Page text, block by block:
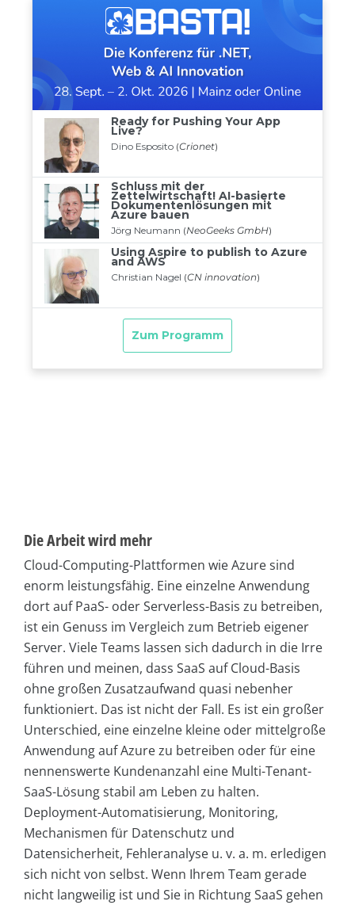
Die Arbeit wird mehr
Cloud-Computing-Plattformen wie Azure sind
enorm leistungsfähig. Eine einzelne Anwendung
dort auf PaaS- oder Serverless-Basis zu betreiben,
ist ein Genuss im Vergleich zum Betrieb eigener
Server. Viele Teams lassen sich dadurch in die Irre
führen und meinen, dass SaaS auf Cloud-Basis
ohne großen Zusatzaufwand quasi nebenher
funktioniert. Das ist nicht der Fall. Es ist ein großer
Unterschied, eine einzelne kleine oder mittelgroße
Anwendung auf Azure zu betreiben oder für eine
nennenswerte Kundenanzahl eine Multi-Tenant-
SaaS-Lösung stabil am Leben zu halten.
Deployment-Automatisierung, Monitoring,
Mechanismen für Datenschutz und
Datensicherheit, Fehleranalyse u. v. a. m. erledigen
sich nicht von selbst. Wenn Ihrem Team gerade
nicht langweilig ist und Sie in Richtung SaaS gehen